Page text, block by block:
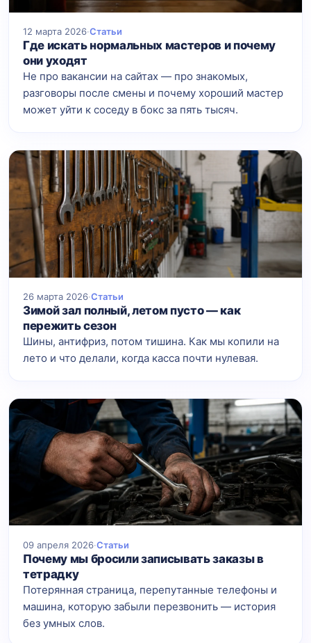
12 марта 2026·Статьи
Где искать нормальных мастеров и почему
они уходят
Не про вакансии на сайтах — про знакомых,
разговоры после смены и почему хороший мастер
может уйти к соседу в бокс за пять тысяч.
26 марта 2026·Статьи
Зимой зал полный, летом пусто — как
пережить сезон
Шины, антифриз, потом тишина. Как мы копили на
лето и что делали, когда касса почти нулевая.
09 апреля 2026·Статьи
Почему мы бросили записывать заказы в
тетрадку
Потерянная страница, перепутанные телефоны и
машина, которую забыли перезвонить — история
без умных слов.